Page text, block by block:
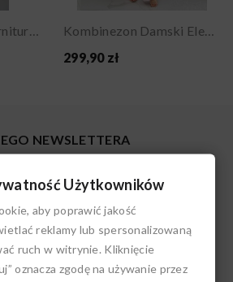
Kombinezon Damski Elegancki Na Jedno Ramię Na...
299,90 zł
NEWSLETTERA
nasz regulamin. Administratorem
jest LIVIEN. Możesz w każdym
Pamiętaj, że przetwarzanie przez nas
cofnięcia zgody jest zgodne z prawem.
Użytkowników
aby poprawić jakość
reklamy lub spersonalizowaną
ruch w witrynie. Kliknięcie
oznacza zgodę na używanie przez